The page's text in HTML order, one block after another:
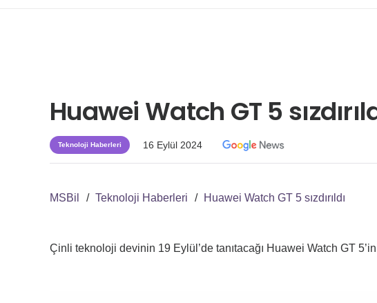
Huawei Watch GT 5
Teknoloji Haberleri 16 Eylül 2024
MSBil / Teknoloji Haberleri / Huawei Watch GT 5 sızdırıldı
Çinli teknoloji devinin 19 Eylül’de tanıtacağı Huawei Watch GT